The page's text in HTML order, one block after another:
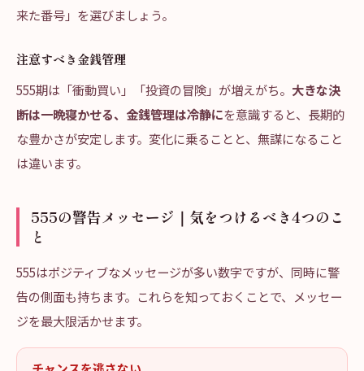
来た番号」を選びましょう。
注意すべき金銭管理
555期は「衝動買い」「投資の冒険」が増えがち。 大きな決
断は一晩寝かせる、金銭管理は冷静にを意識すると、長期的
な豊かさが安定します。変化に乗ることと、無謀になること
は違います。
555の警告メッセージ｜気をつけるべき4つのこ
と
555はポジティブなメッセージが多い数字ですが、同時に警
告の側面も持ちます。これらを知っておくことで、メッセー
ジを最大限活かせます。